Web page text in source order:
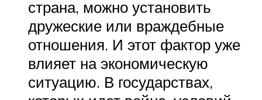
страна, можно установить
дружеские или враждебные
отношения. И этот фактор уже
влияет на экономическую
ситуацию. В государствах,